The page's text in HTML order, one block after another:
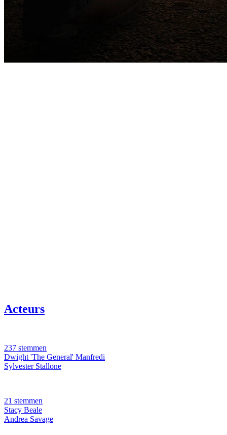
Acteurs
237 stemmen
Dwight 'The General' Manfredi
Sylvester Stallone
21 stemmen
Stacy Beale
Andrea Savage